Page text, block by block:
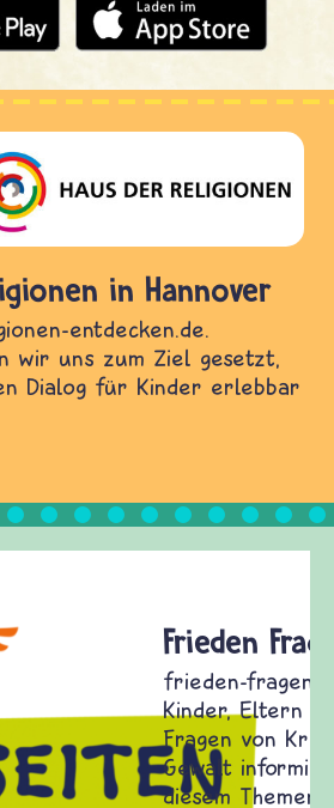
in Hannover
entdecken.de.
wir uns zum Ziel gesetzt,
Dialog für Kinder erlebbar